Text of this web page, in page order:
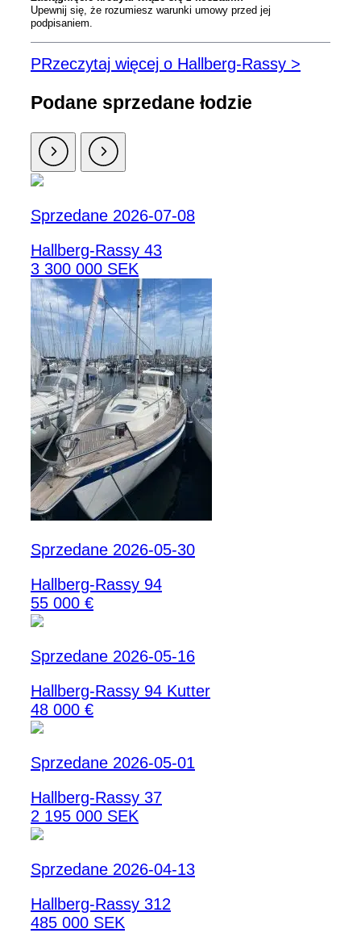
Upewnij się, że rozumiesz warunki umowy przed jej
podpisaniem.
PRzeczytaj więcej o Hallberg-Rassy >
Podane sprzedane łodzie
Sprzedane 2026-07-08
Hallberg-Rassy 43
3 300 000 SEK
Sprzedane 2026-05-30
Hallberg-Rassy 94
55 000 €
Sprzedane 2026-05-16
Hallberg-Rassy 94 Kutter
48 000 €
Sprzedane 2026-05-01
Hallberg-Rassy 37
2 195 000 SEK
Sprzedane 2026-04-13
Hallberg-Rassy 312
485 000 SEK